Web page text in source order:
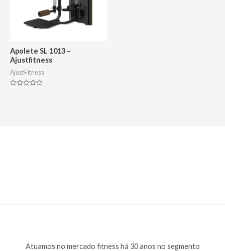
Apolete SL 1013 –
Ajustfitness
AjustFitness
Atuamos no mercado fitness há 30 anos no segmento